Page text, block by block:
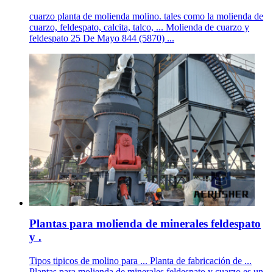
cuarzo planta de molienda molino. tales como la molienda de
cuarzo, feldespato, calcita, talco, ... Molienda de cuarzo y
feldespato 25 De Mayo 844 (5870) ...
Plantas para molienda de minerales feldespato
y .
Tipos tipicos de molino para ... Planta de fabricación de ...